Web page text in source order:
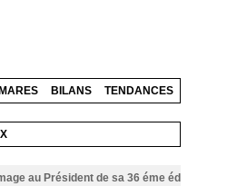
BILANS TENDANCES
Président de sa 36 éme édition